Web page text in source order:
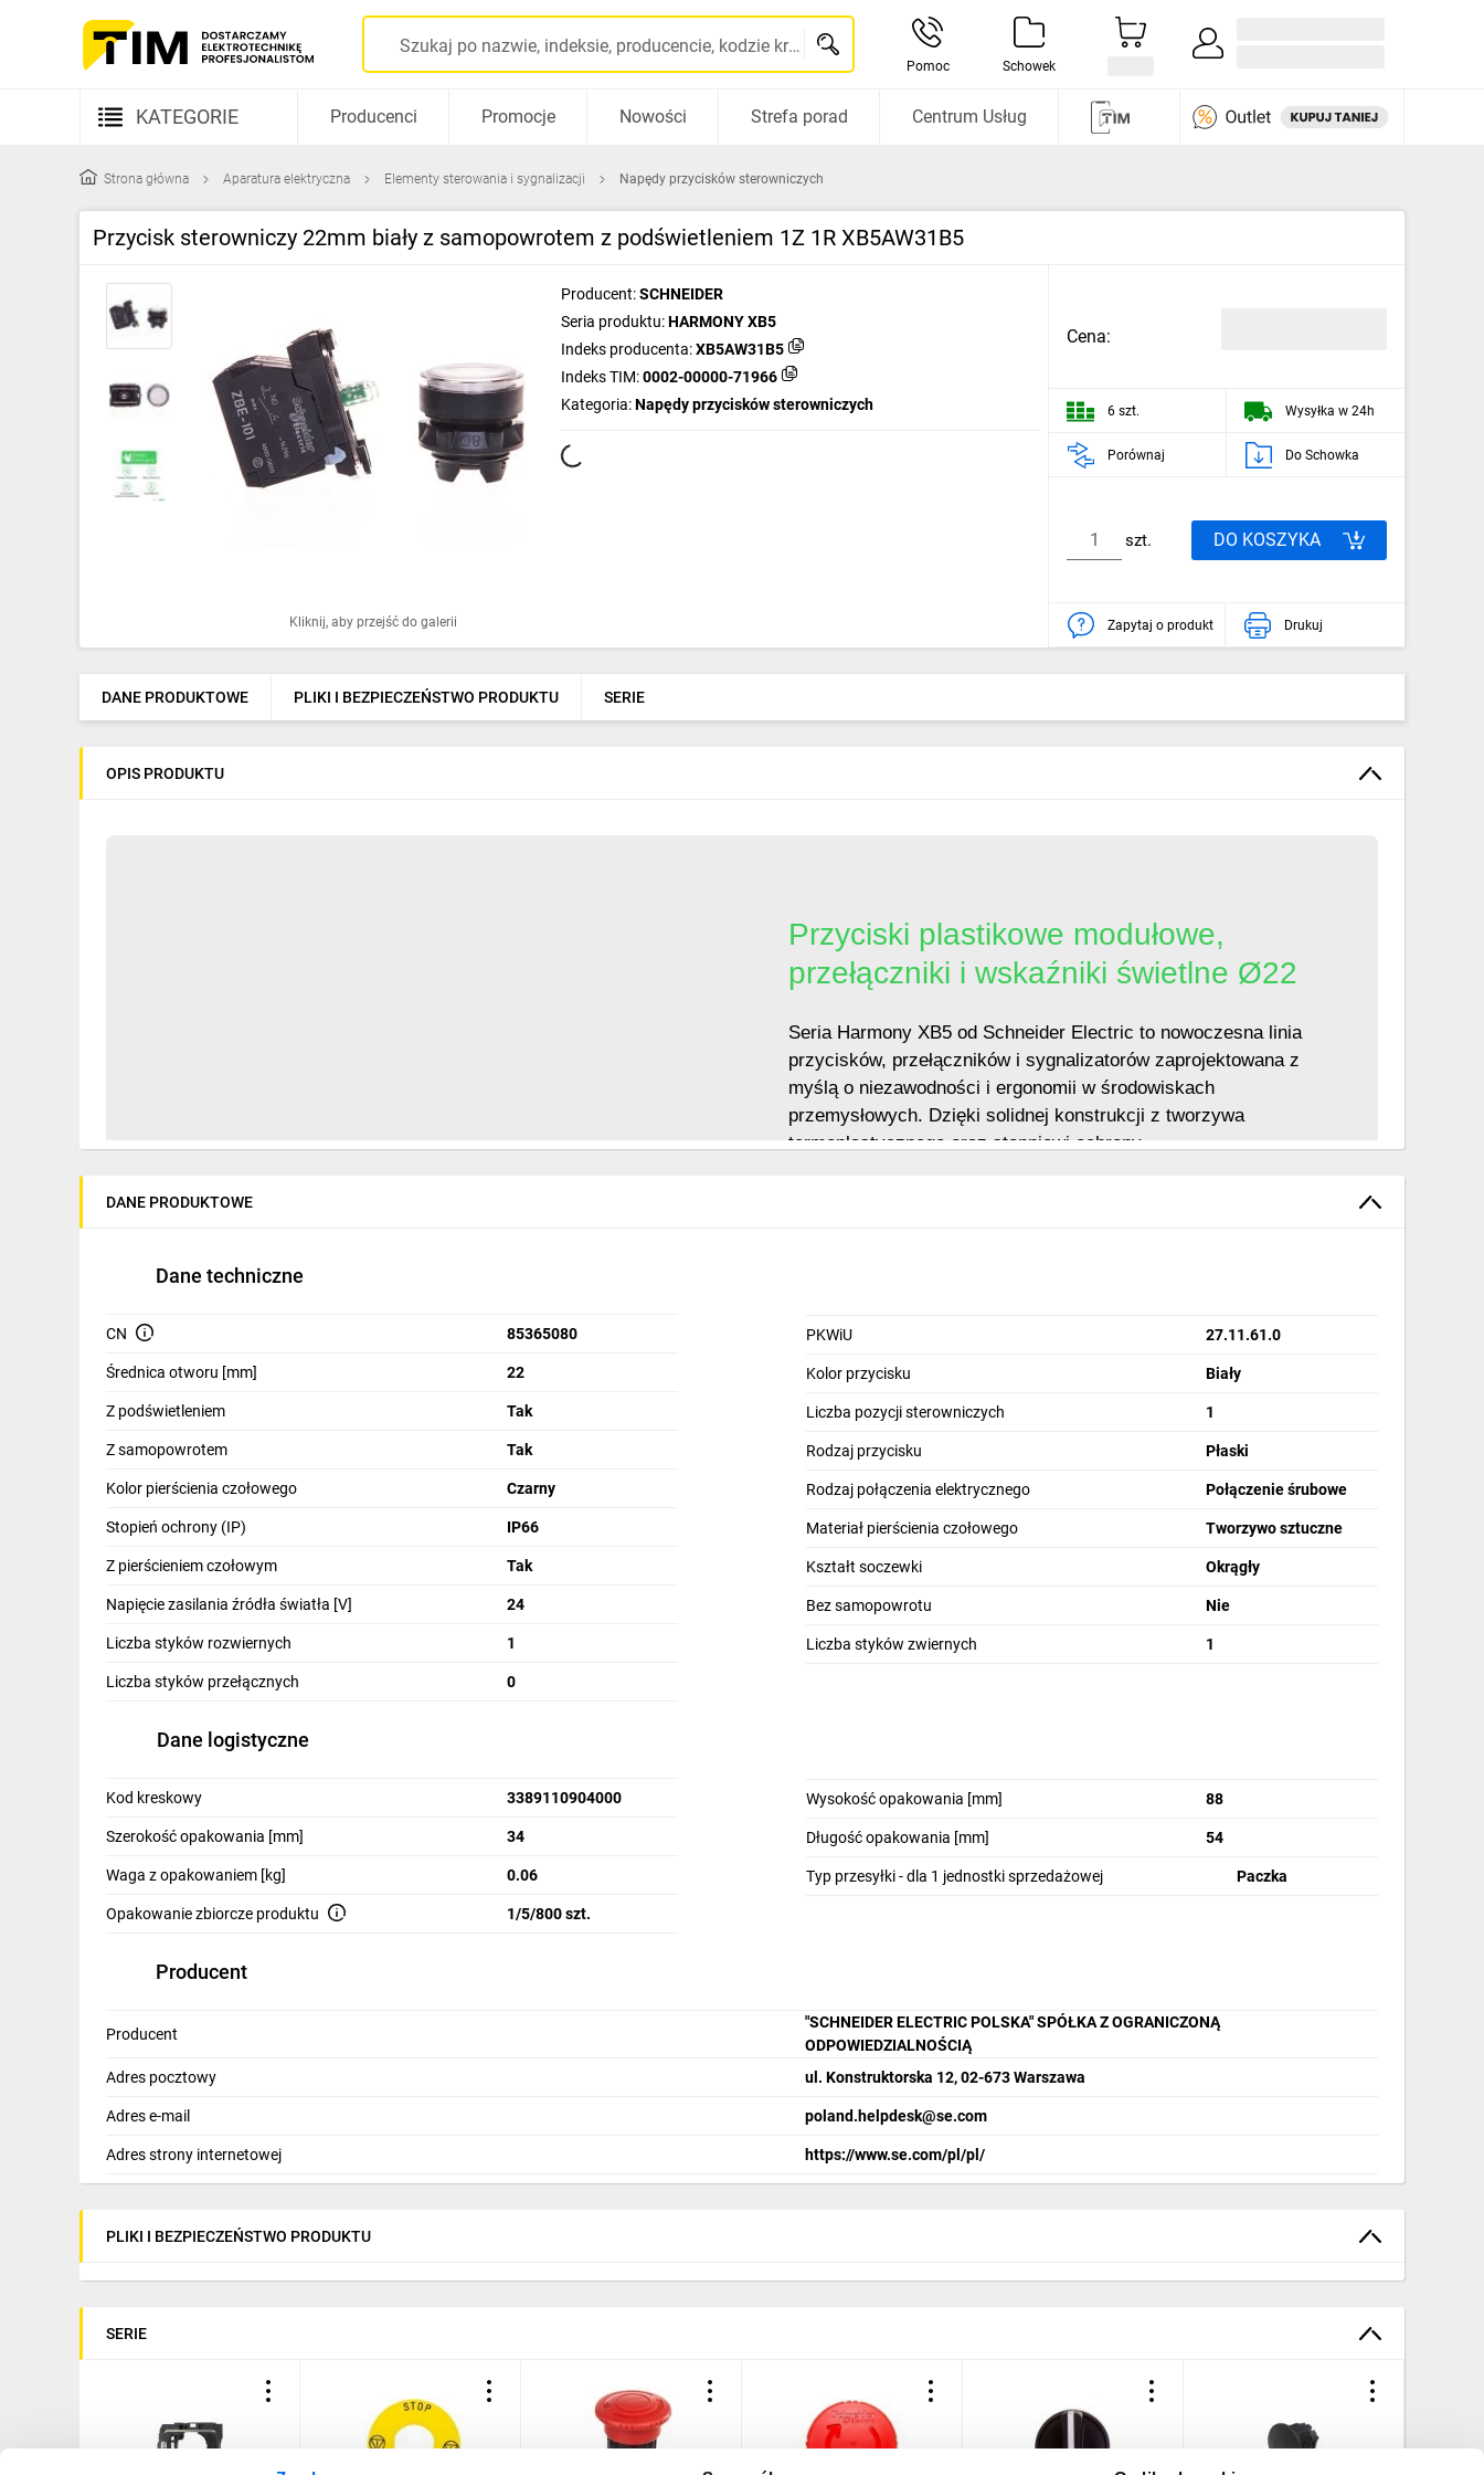
Szukaj po nazwie, indeksie, producencie, kodzie kreskowym...
Pomoc Schowek
KATEGORIE
Kable i przewody
Rozdzielnice i obudowy
Elementy prowadzenia kabli
Gniazda i łączniki
Oprawy oświetleniowe
Ogrzewanie
Elektronarzędzia i mierniki
Elektromobilność
Wentylacja i rekuperacja
Producenci Promocje Nowości Strefa porad Centrum Usług
Strona główna Aparatura elektryczna Elementy sterowania i sygnalizacji Napędy przycisków sterowniczych
Przycisk sterowniczy 22mm biały z samopowrotem z podświetleniem 1Z 1R XB5AW31B5
Kliknij, aby przejść do galerii
Producent:SCHNEIDER
Seria produktu:HARMONY XB5
Indeks producenta:XB5AW31B5
Indeks TIM:0002-00000-71966
Kategoria:Napędy przycisków sterowniczych
Cena:
6 szt. Wysyłka w 24h
Porównaj Do Schowka
szt. DO KOSZYKA
Zapytaj o produkt Drukuj
DANE PRODUKTOWE PLIKI I BEZPIECZEŃSTWO PRODUKTU SERIE
OPIS PRODUKTU
Przyciski plastikowe modułowe,
przełączniki i wskaźniki świetlne Ø22
Seria Harmony XB5 od Schneider Electric to nowoczesna linia
przycisków, przełączników i sygnalizatorów zaprojektowana z
myślą o niezawodności i ergonomii w środowiskach
przemysłowych. Dzięki solidnej konstrukcji z tworzywa
termoplastycznego oraz stopniowi ochrony
Modułowa konstrukcja Uniwersalne diody LED Szeroka personalizacja
wieloma standardami
Skieruj kursor
na punkty
DANE PRODUKTOWE
Dane techniczne
CN 85365080
Średnica otworu [mm] 22
Z podświetleniem Tak
Z samopowrotem Tak
Kolor pierścienia czołowego Czarny
Stopień ochrony (IP) IP66
Z pierścieniem czołowym Tak
Napięcie zasilania źródła światła [V] 24
Liczba styków rozwiernych 1
Liczba styków przełącznych 0
PKWiU 27.11.61.0
Kolor przycisku Biały
Liczba pozycji sterowniczych 1
Rodzaj przycisku Płaski
Rodzaj połączenia elektrycznego Połączenie śrubowe
Materiał pierścienia czołowego Tworzywo sztuczne
Kształt soczewki Okrągły
Bez samopowrotu Nie
Liczba styków zwiernych 1
Dane logistyczne
Kod kreskowy 3389110904000
Szerokość opakowania [mm] 34
Waga z opakowaniem [kg] 0.06
Opakowanie zbiorcze produktu 1/5/800 szt.
Wysokość opakowania [mm] 88
Długość opakowania [mm] 54
Typ przesyłki - dla 1 jednostki sprzedażowej Paczka
Producent
Producent
"SCHNEIDER ELECTRIC POLSKA" SPÓŁKA Z OGRANICZONĄ
ODPOWIEDZIALNOŚCIĄ
Adres pocztowy
ul. Konstruktorska 12, 02-673 Warszawa
Adres e-mail poland.helpdesk@se.com
Adres strony internetowej https://www.se.com/pl/pl/
PLIKI I BEZPIECZEŃSTWO PRODUKTU
SERIE